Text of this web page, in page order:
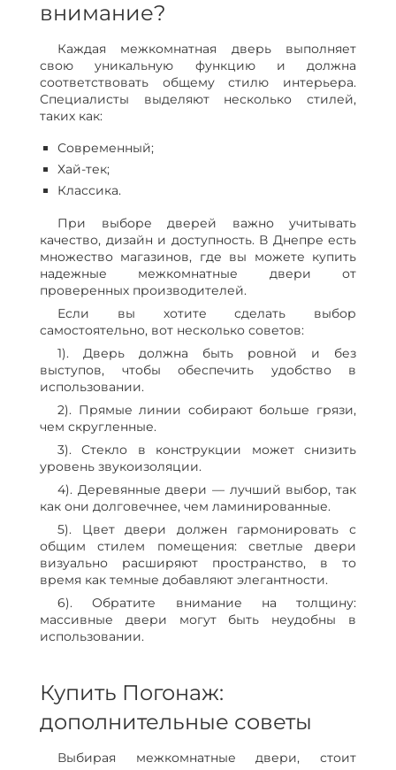
внимание?
Каждая межкомнатная дверь выполняет
свою уникальную функцию и должна
соответствовать общему стилю интерьера.
Специалисты выделяют несколько стилей,
таких как:
Современный;
Хай-тек;
Классика.
При выборе дверей важно учитывать
качество, дизайн и доступность. В Днепре есть
множество магазинов, где вы можете купить
надежные межкомнатные двери от
проверенных производителей.
Если вы хотите сделать выбор
самостоятельно, вот несколько советов:
1). Дверь должна быть ровной и без
выступов, чтобы обеспечить удобство в
использовании.
2). Прямые линии собирают больше грязи,
чем скругленные.
3). Стекло в конструкции может снизить
уровень звукоизоляции.
4). Деревянные двери — лучший выбор, так
как они долговечнее, чем ламинированные.
5). Цвет двери должен гармонировать с
общим стилем помещения: светлые двери
визуально расширяют пространство, в то
время как темные добавляют элегантности.
6). Обратите внимание на толщину:
массивные двери могут быть неудобны в
использовании.
Купить Погонаж:
дополнительные советы
Выбирая межкомнатные двери, стоит